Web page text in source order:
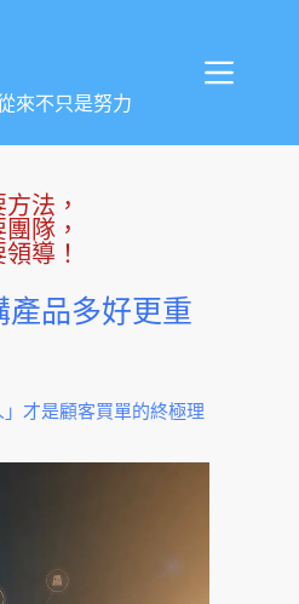
來不只是努力
法，
隊，
導！
產品多好更重
才是顧客買單的終極理